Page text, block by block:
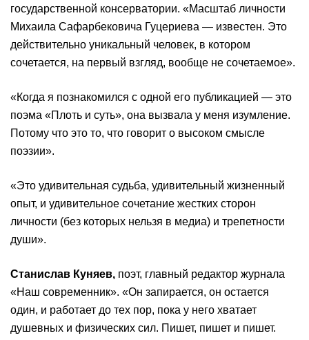
государственной консерватории. «Масштаб личности
Михаила Сафарбековича Гуцериева — известен. Это
действительно уникальный человек, в котором
сочетается, на первый взгляд, вообще не сочетаемое».
«Когда я познакомился с одной его публикацией — это
поэма «Плоть и суть», она вызвала у меня изумление.
Потому что это то, что говорит о высоком смысле
поэзии».
«Это удивительная судьба, удивительный жизненный
опыт, и удивительное сочетание жестких сторон
личности (без которых нельзя в медиа) и трепетности
души».
Станислав Куняев, поэт, главный редактор журнала
«Наш современник». «Он запирается, он остается
один, и работает до тех пор, пока у него хватает
душевных и физических сил. Пишет, пишет и пишет.